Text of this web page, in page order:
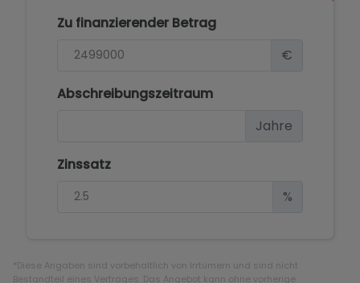
Zu finanzierender Betrag
€
Abschreibungszeitraum
Jahre
Zinssatz
%
*Diese Angaben sind vorbehaltlich von Irrtümern und sind nicht
Bestandteil eines Vertrages. Das Angebot kann ohne vorherige